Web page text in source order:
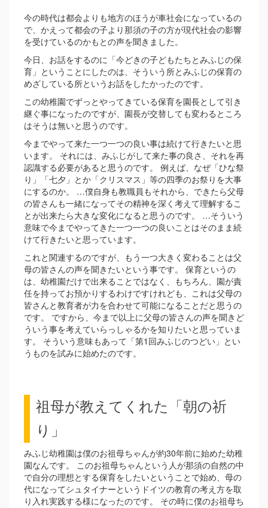
今の時代は都会よりも地方のほうが車社会になっているの
で、かえって都会の子より那須の子の方が現代社会の影響
を受けているのかもとの声を聞きました。
今日、お話をするのに「今どきの子どもたちとみふじの保
育」ということにしたのは、そういう所とみふじの保育の
めざしている所というお話をしたかったのです。
この幼稚園でずっとやってきている保育を園長として引き
継ぐ事になったのですが、園長が交替しても変わるところ
はそうは無いと思うのです。
今までやって来た一つ一つの良い事は続けて行きたいと思
います。 それには、みふじがして来た事の良さ、それを再
認識する必要があると思うのです。 例えば、なぜ「ひな祭
り」「七夕」とか「クリスマス」等の四季のお祭りを大事
にするのか。 …僕自身も教職員もそれから、できたら父母
の皆さんも一緒になってその精神を深く考えて理解するこ
とが出来たら大きな変化になると思うのです。 …そういう
意味で今までやってきた一つ一つの良いことはそのまま続
けて行きたいと思っています。
これと関連するのですが、もう一つ大きく変わることは父
母の皆さんの声を聞きたいという事です。 保育というの
は、幼稚園だけで出来ることではなく、もちろん、園が責
任を持ってお預かりするわけですけれども、これは父母の
皆さんと教育者が力を合わせて可能になることだと思うの
です。 ですから、今まで以上に父母の皆さんの声を聞きど
ういう事を考えていらっしゃるかを知りたいと思っていま
す。 そういう意味もあって「第1回みふじのつどい」とい
うものを試みに始めたのです。
祖母が教えてくれた「朝の祈
り」
みふじ幼稚園は僕のお祖母ちゃんが約30年前に始めた幼稚
園なんです。 このお祖母ちゃんという人が那須の自然の中
で自分の理想とする保育をしたいということで始め、母の
代になってシュタイナーというドイツの教育の考え方を取
り入れ実践する様になったのです。 その時に僕のお祖母ち